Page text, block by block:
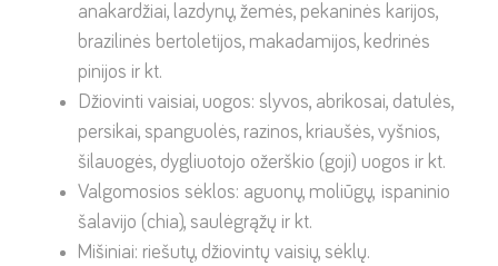
anakardžiai, lazdynų, žemės, pekaninės karijos,
brazilinės bertoletijos, makadamijos, kedrinės
pinijos ir kt.
Džiovinti vaisiai, uogos: slyvos, abrikosai, datulės,
persikai, spanguolės, razinos, kriaušės, vyšnios,
šilauogės, dygliuotojo ožerškio (goji) uogos ir kt.
Valgomosios sėklos: aguonų, moliūgų, ispaninio
šalavijo (chia), saulėgrąžų ir kt.
Mišiniai: riešutų, džiovintų vaisių, sėklų.